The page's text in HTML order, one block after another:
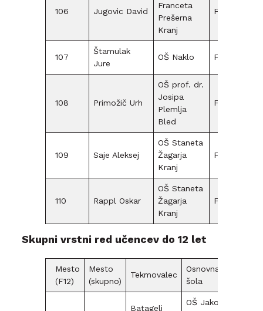
106 Jugovic David
Franceta
Prešerna
Kranj
F15
107
Štamulak
Jure
OŠ Naklo F15
108 Primožič Urh
OŠ prof. dr.
Josipa
Plemlja
Bled
F12
109 Saje Aleksej
OŠ Staneta
Žagarja
Kranj
F15
110 Rappl Oskar
OŠ Staneta
Žagarja
Kranj
F15
Skupni vrstni red učencev do 12 let
Mesto
(F12)
Mesto
(skupno)
Tekmovalec
Osnovna
šola
Batagelj
OŠ Jakoba